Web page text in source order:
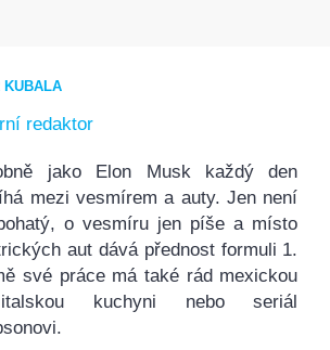
KUBALA
redaktor
jako Elon Musk každý den
mezi vesmírem a auty. Jen není
o vesmíru jen píše a místo
aut dává přednost formuli 1.
své práce má také rád mexickou
kuchyni nebo seriál